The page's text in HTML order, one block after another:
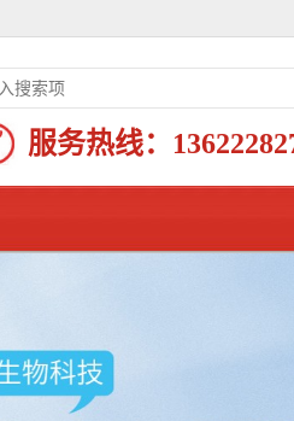
服务热线：